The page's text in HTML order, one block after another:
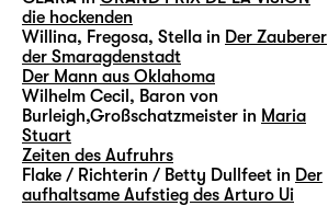
die hockenden
Willina, Fregosa, Stella in Der Zauberer
der Smaragdenstadt
Der Mann aus Oklahoma
Wilhelm Cecil, Baron von
Burleigh,Großschatzmeister in Maria
Stuart
Zeiten des Aufruhrs
Flake / Richterin / Betty Dullfeet in Der
aufhaltsame Aufstieg des Arturo Ui